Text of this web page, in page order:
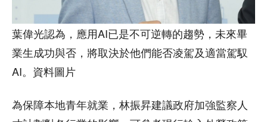
葉偉光認為，應用AI已是不可逆轉的趨勢，未來畢
業生成功與否，將取決於他們能否凌駕及適當駕馭
AI。資料圖片
為保障本地青年就業，林振昇建議政府加強監察人